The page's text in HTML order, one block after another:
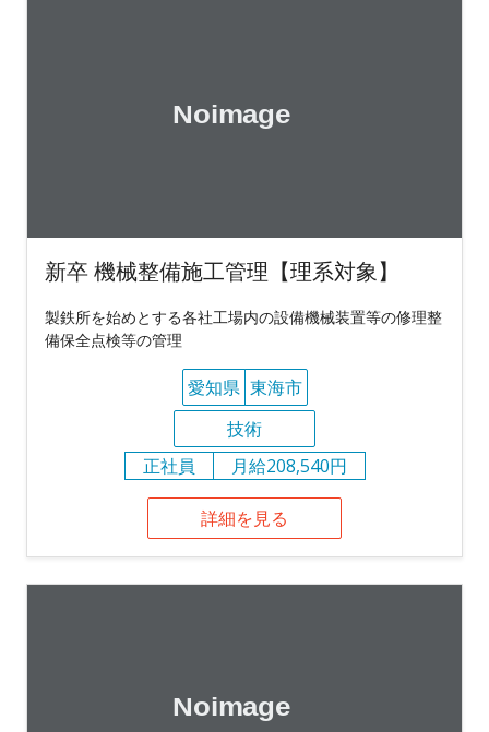
新卒 機械整備施工管理【理系対象】
製鉄所を始めとする各社工場内の設備機械装置等の修理整
備保全点検等の管理
愛知県 東海市
技術
正社員
月給208,540円
詳細を見る